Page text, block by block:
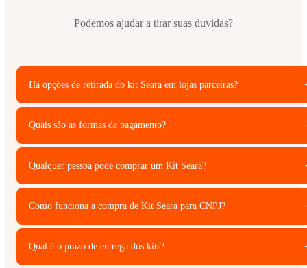
Podemos ajudar a tirar suas duvidas?
Há opções de retirada do kit Seara em lojas parceiras?
Quais são as formas de pagamento?
Qualquer pessoa pode comprar um Kit Seara?
Como funciona a compra de Kit Seara para CNPJ?
Qual é o prazo de entrega dos kits?